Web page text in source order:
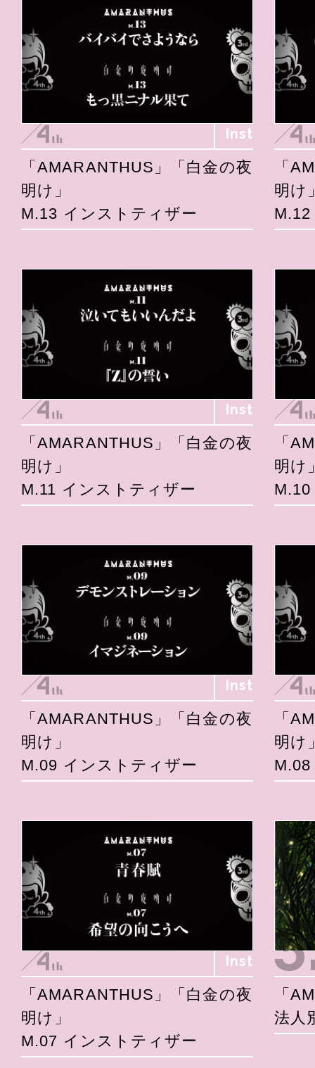
Inst
「AMARANTHUS」「白金の夜
明け」
M.13 インストティザー
「
明け
Inst
「AMARANTHUS」「白金の夜
明け」
M.11 インストティザー
「
明け
Inst
「AMARANTHUS」「白金の夜
明け」
M.09 インストティザー
「
明け
Inst
「AMARANTHUS」「白金の夜
明け」
M.07 インストティザー
「
法人